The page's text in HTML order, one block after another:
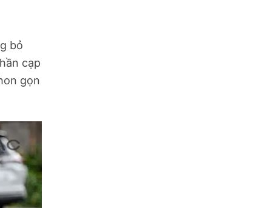
bỏ
cạp
gọn